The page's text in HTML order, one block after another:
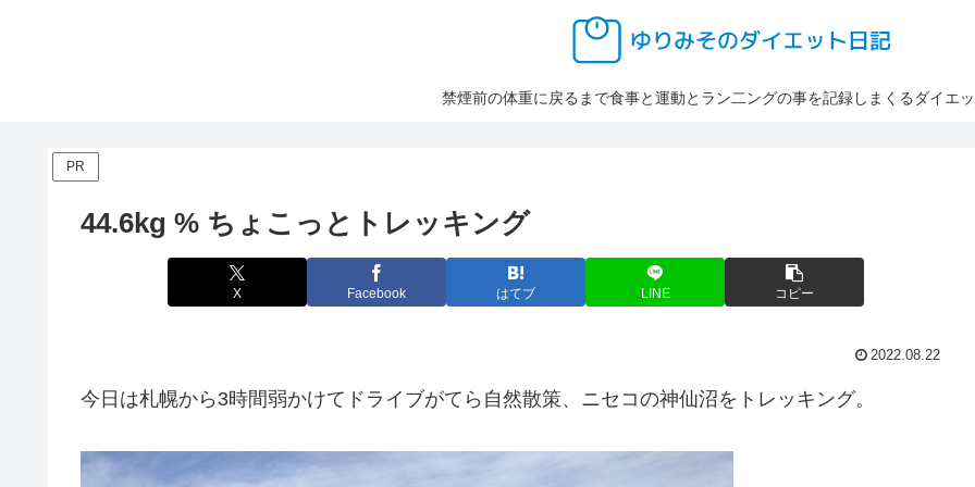
禁煙前の体重に戻るまで食事と運動とラン二ングの事を記録しまくるダイエ
PR
44.6kg % ちょこっとトレッキング
X Facebook はてブ LINE コピー
2022.08.22
今日は札幌から3時間弱かけてドライブがてら自然散策、ニセコの神仙沼をトレッキング。